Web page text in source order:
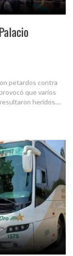
petardos contra
que varios
heridos....